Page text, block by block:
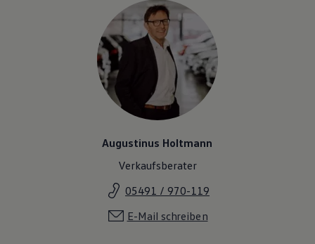
Augustinus Holtmann
Verkaufsberater
05491 / 970-119
E-Mail schreiben